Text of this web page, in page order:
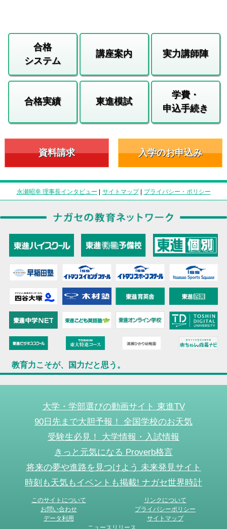
合格
システム
講座案内 実力講師陣
合格実績 東進模試
学費・
申込手続き
資料請求 入学のお申込み
永瀬昭幸 理事長インタビュー | サイトマップ| プライバシー・ポリシー
教育力こそが、国力だと思う。
大学・学部選びの動画サイト 東進TV
90日先まで大胆予報！ 全国学校のお天気
受験生必見！ 大学情報・入試情報
きっと元気になる Proverb格言
将来の夢や進路を見つけよう 未来発見サイト
時刻も天気もイベントも掲載! ナガセ世界時計
このサイトについて
リンクについて
お問い合わせ
プライバシーポリシー
データ利用
サイトマップ
ニュースリリース